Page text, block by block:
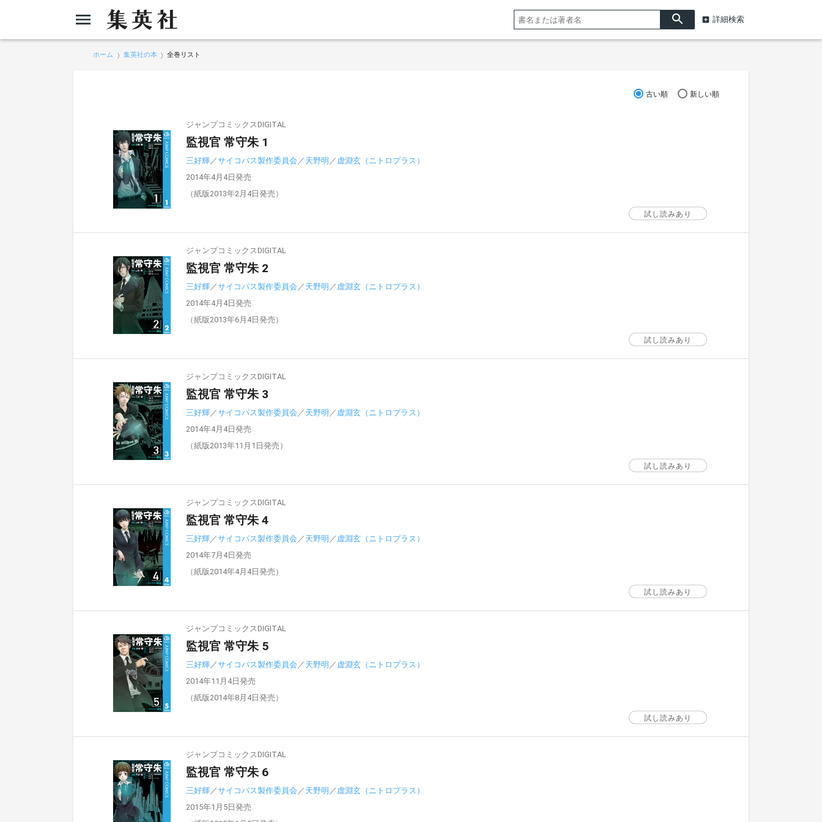
詳細検索
ホーム 集英社の本 全巻リスト
古い順 新しい順
ジャンプコミックスDIGITAL
監視官 常守朱 1
三好輝 ／サイコパス製作委員会 ／ 天野明 ／ 虚淵玄（ニトロプラス）
2014年4月4日発売
（紙版2013年2月4日発売）
試し読みあり
ジャンプコミックスDIGITAL
監視官 常守朱 2
三好輝 ／サイコパス製作委員会 ／ 天野明 ／ 虚淵玄（ニトロプラス）
2014年4月4日発売
（紙版2013年6月4日発売）
試し読みあり
ジャンプコミックスDIGITAL
監視官 常守朱 3
三好輝 ／サイコパス製作委員会 ／ 天野明 ／ 虚淵玄（ニトロプラス）
2014年4月4日発売
（紙版2013年11月1日発売）
試し読みあり
ジャンプコミックスDIGITAL
監視官 常守朱 4
三好輝 ／サイコパス製作委員会 ／ 天野明 ／ 虚淵玄（ニトロプラス）
2014年7月4日発売
（紙版2014年4月4日発売）
試し読みあり
ジャンプコミックスDIGITAL
監視官 常守朱 5
三好輝 ／サイコパス製作委員会 ／ 天野明 ／ 虚淵玄（ニトロプラス）
2014年11月4日発売
（紙版2014年8月4日発売）
試し読みあり
ジャンプコミックスDIGITAL
監視官 常守朱 6
三好輝 ／サイコパス製作委員会 ／ 天野明 ／ 虚淵玄（ニトロプラス）
2015年1月5日発売